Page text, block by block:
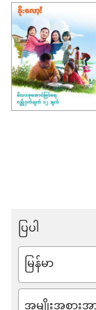
ပြပါ
ဘာသာစကား
တစ်